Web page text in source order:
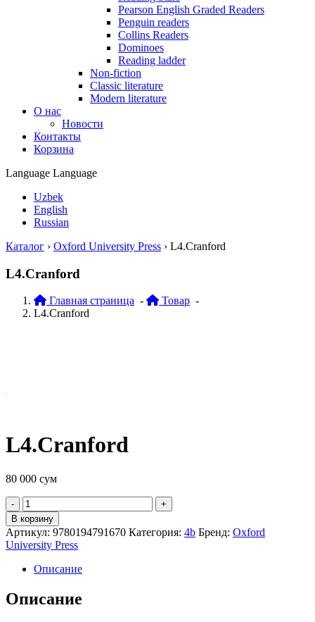
Pearson English Graded Readers
Penguin readers
Collins Readers
Dominoes
Reading ladder
Non-fiction
Classic literature
Modern literature
О нас
Новости
Контакты
Корзина
Language Language
Uzbek
English
Russian
Каталог › Oxford University Press › L4.Cranford
L4.Cranford
Главная страница - Товар -
L4.Cranford
L4.Cranford
80 000 сум
Quantity
В корзину
Артикул: 9780194791670 Категория: 4b Бренд: Oxford
University Press
Описание
Описание